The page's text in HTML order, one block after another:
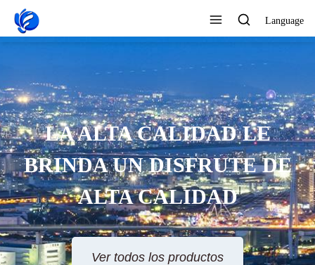
Language
LA ALTA CALIDAD LE
BRINDA UN DISFRUTE DE
ALTA CALIDAD
Ver todos los productos